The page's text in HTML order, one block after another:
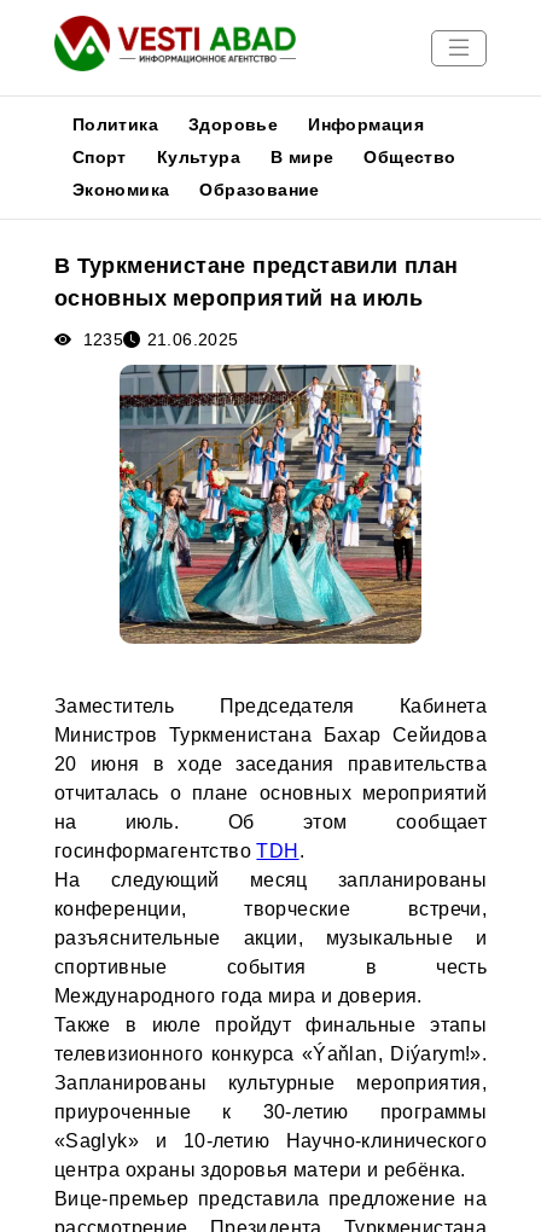
Новости
Медиа
Афиша
Политика Здоровье
Информация
Спорт
Культура В мире
Общество
Экономика
Образование
В Туркменистане представили план
основных мероприятий на июль
1235 21.06.2025
Заместитель Председателя Кабинета
Министров Туркменистана Бахар Сейидова
20 июня в ходе заседания правительства
отчиталась о плане основных мероприятий
на июль. Об этом сообщает
госинформагентствоTDH .
На следующий месяц запланированы
конференции, творческие встречи,
разъяснительные акции, музыкальные и
спортивные события в честь
Международного года мира и доверия.
Также в июле пройдут финальные этапы
телевизионного конкурса «Ýaňlan, Diýarym!».
Запланированы культурные мероприятия,
приуроченные к 30-летию программы
«Saglyk» и 10-летию Научно-клинического
центра охраны здоровья матери и ребёнка.
Вице-премьер представила предложение на
рассмотрение Президента Туркменистана